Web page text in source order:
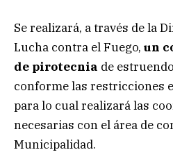
Se realizará, a través de la
Lucha contra el Fuego, un
de pirotecnia de
conforme las restricciones
para lo cual realizará las
necesarias con el área de
Municipalidad.